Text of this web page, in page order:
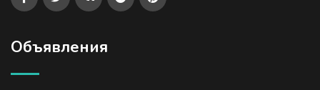
Объявления